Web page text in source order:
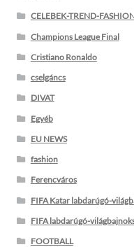
CELEBEK-TREND-
Champions League Final
Cristiano Ronaldo
cselgáncs
DIVAT
Egyéb
EU NEWS
fashion
Ferencváros
FIFA Katar labdarúgó-
FIFA labdarúgó-
FOOTBALL